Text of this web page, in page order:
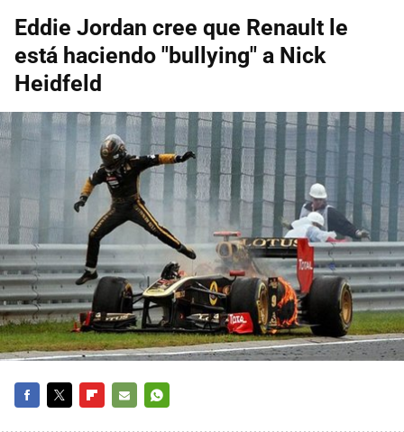
Eddie Jordan cree que Renault le
está haciendo "bullying" a Nick
Heidfeld